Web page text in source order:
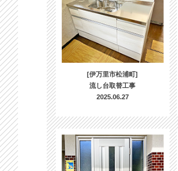
[伊万里市松浦町]
流し台取替工事
2025.06.27